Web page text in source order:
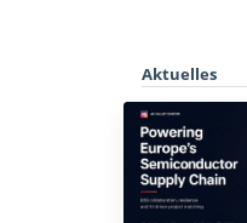
Aktuelles